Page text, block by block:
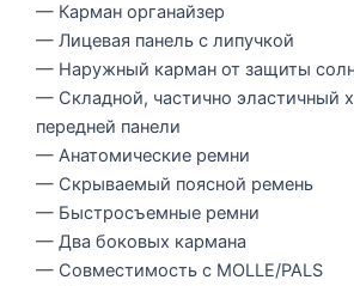
— Карман органайзер
— Лицевая панель с липучкой
— Наружный карман от защиты
— Складной, частично эластичный
передней панели
— Анатомические ремни
— Скрываемый поясной ремень
— Быстросъемные ремни
— Два боковых кармана
— Совместимость с MOLLE/PALS